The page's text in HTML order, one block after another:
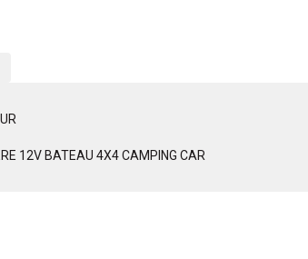
12V BATEAU 4X4 CAMPING CAR